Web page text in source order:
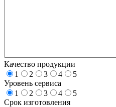
Качество продукции
1
2 3 4
5
Уровень сервиса
1
2 3 4
5
Срок изготовления